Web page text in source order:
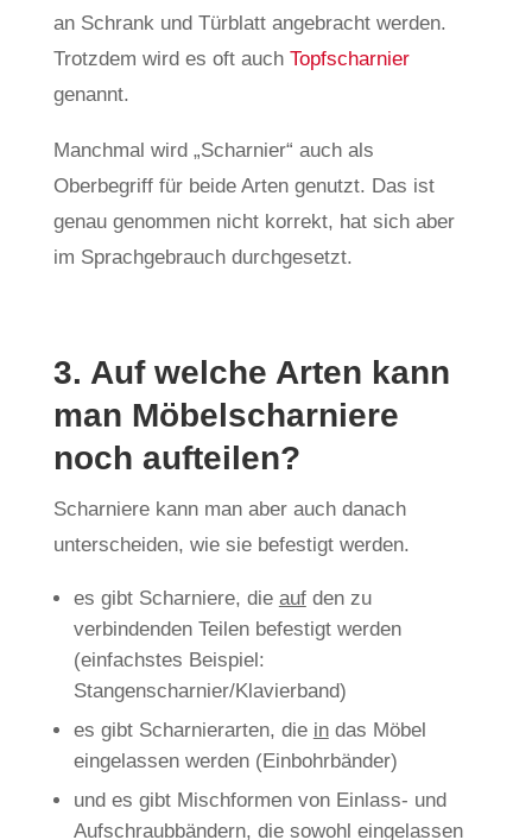
an Schrank und Türblatt angebracht werden.
Trotzdem wird es oft auch Topfscharnier
genannt.
Manchmal wird „Scharnier“ auch als
Oberbegriff für beide Arten genutzt. Das ist
genau genommen nicht korrekt, hat sich aber
im Sprachgebrauch durchgesetzt.
3. Auf welche Arten kann
man Möbelscharniere
noch aufteilen?
Scharniere kann man aber auch danach
unterscheiden, wie sie befestigt werden.
es gibt Scharniere, die aufden zu
verbindenden Teilen befestigt werden
(einfachstes Beispiel:
Stangenscharnier/Klavierband)
es gibt Scharnierarten, die indas Möbel
eingelassen werden (Einbohrbänder)
und es gibt Mischformen von Einlass- und
Aufschraubbändern, die sowohl eingelassen